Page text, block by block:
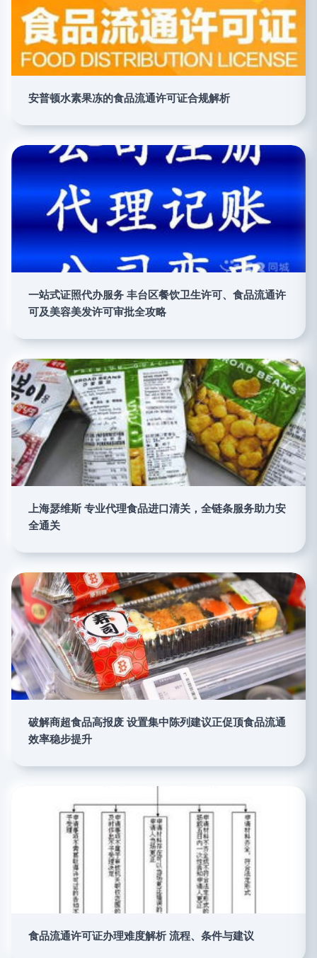
安普顿水素果冻的食品流通许可证合规解析
一站式证照代办服务 丰台区餐饮卫生许可、食品流通许
可及美容美发许可审批全攻略
上海瑟维斯 专业代理食品进口清关，全链条服务助力安
全通关
破解商超食品高报废 设置集中陈列建议正促顶食品流通
效率稳步提升
食品流通许可证办理难度解析 流程、条件与建议